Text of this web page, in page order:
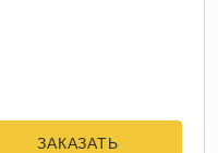
ЗАКАЗАТЬ